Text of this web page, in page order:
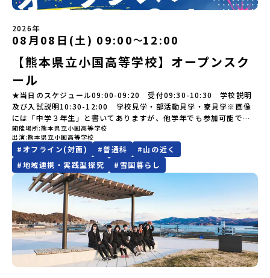
メールにてご連絡いたします。・よくあるご質問その他、よくある
ご質問についてはこちらをご確認ください。運営団体について＜プ
ログラム主催：一般財団法人地域・教育魅力化プラットフォーム＞
「意志ある若者にあふれる持続可能な地域・社会をつくる」という
ビジョンを掲げ、2017年3月に島根県に設立した教育事業団体で
す。日本全国約200の高校と連携しながら、中学卒業後に地域の枠を
越えて生徒一人ひとりの夢や価値観に合った地域・学校で1〜3年間
過ごすことができるシステム「地域みらい留学」をはじめとした、
教育事業や地域活性モデルをつくり続けています。名 称：一般財
団法人地域・教育魅力化プラットフォーム設 立：2017年3月代表
者：岩本 悠所在地：〒690-0842 島根県松江市東本町二丁目25-6
みらいBASE2階 その他所在地公式HP：http://c-platform.or.jp/
お問い合わせ先担当：小川・小原E-mail：info@miratabi.jp「お
ためし地域留学体験」のプログラム開催情報を公式LINEにて配信
中！ぜひご登録ください♪地域みらい留学公式LINE
規約への同意プログラムへの参加申し込みいただく前に、「お申し
い。・抽選による参加者決定についてお申込みいただいた方の中か
ら抽選の上、締め切り日から1週間を目途に、お申し込み時に記入い
ただいたメールアドレス宛に「当選／落選メール」をお送りいたし
ます。当選者は、メールに記載された「当選確認フォーム」に３日
ていただきます。当選確認フォームの期日までにご回答いただけな
い場合は、当選を取り消しとさせていただきます。当選取り消しが
あった場合は、繰り上げ当選者へご連絡させていただきます。登録
メールアドレスの変更をご希望の場合は下記の地域みらい留学公式
LINEよりご連絡をお願いします。※受信制限設定をしていると、通
知メールをお受け取りいただけません。その場合は、
「@miratabi.jp」からのメールを受信できるよう設定をお願いいた
します。※結果に関する個別のお問合せにはお答えしておりません
ので、ご了承ください。・お申し込みについてお申込はお一人様1回
限りです。PC・スマートフォンからお申込ください。申込後の内容
変更はできません。お申込時は、メールアドレスの入力間違いにご
注意ください。・宿泊について１室に複数(同性2～4名程度)で宿泊
いただく予定です。・食事アレルギー対応について個別の詳細なア
レルギー対応希望にはお応えしかねる場合がございます。対応が必
要な場合は必ず事前にご相談ください。・参加取消や急遽参加でき
なくなった場合について参加決定後の参加お取り消しはご遠慮下さ
い。やむを得ないお取り消しの場合はお早めに事務局までご連絡く
水工業高校」の内容を具体的に深掘りしたい方へ〜全体説明を聞い
たうえで、「出水市では具体的に何をするの？」「どんな町な
の？」という疑問にお答えする説明会です。出水市ならではの豊か
な文化や、2泊3日のプログラムの中身をたっぷりとお伝えします。
日 時： 6月9日日(水)19:00-19:45内 容： 出水市ってどんなとこ
ろ？プログラム詳細解説、質疑応答お申し込み：https://c-
mirai.jp/events/091247お気軽にどうぞ！「はじめての一人旅だ
けど大丈夫？」「どんな体験ができるの？」そんな保護者様の不安
や、中学生のみなさんの素朴な疑問にスタッフが直接お答えしま
す。チャットでの質問も可能ですので、ぜひご自宅からリラックス
してご参加ください。▼お申し込み前に必ずご確認ください・参加
規約への同意プログラムへの参加申し込みいただく前に、「お申し
込みに関する各規約」への同意が必須となります。ご確認くださ
い。・抽選による参加者決定についてお申込みいただいた方の中か
ら抽選の上、締め切り日から1週間を目途に、お申し込み時に記入い
ただいたメールアドレス宛に「当選／落選メール」をお送りいたし
ます。当選者は、メールに記載された「当選確認フォーム」に3日以
内に回答いただき、確認フォームの提出をもって参加確定とさせて
いただきます。当選確認フォームの期日までにご回答いただけない
場合は、当選を取り消しとさせていただきます。当選取り消しがあ
った場合は、繰り上げ当選者へご連絡させていただきます。登録メ
ールアドレスの変更をご希望の場合は下記の地域みらい留学公式
LINEよりご連絡をお願いします。※受信制限設定をしていると、通
った探究教育」と「自分で考えて動くチカラを大切にしている」こ
自身が「探究プロジェクト」を企画し取り組むユニークな高校で
す。机の上で勉強するだけではない、実践的な探究やフィールドワ
ークを楽しむことができます。今回は、そんなエネルギッシュに活
躍する高校生と一緒に交流したり対話をしながら、町の文化・料理
を楽しみ、高校での活動のイメージをもつことができる絶好の機
会！この地域でしか味わえない豊かな体験をぜひ楽しんでください
🎵体験のおすすめポイント体験プログラム内容（予定）＜1日目＞
（PM）「オリエンテーション」「地熱染色・発電所見学」 -八幡
平市の自然を知る -地球のチカラを使ったアートづくり「ペンショ
ンで夕食」「1日目の振り返り」「星空観察」※希望者＜2日目＞
（AM）「平舘（たいらだて）高校見学」 -高校生活をイメージし
よう「郷土料理・BBQ」 -高校生・地元の方と交流を深める
（PM）「“八幡平市”体感ワークショップ」 -あけびづるで表札づく
なで振り返り対話＜3日目＞（AM）「大更駅複合施設の見学」「振
り返りワークショップ」 -個人での振り返り -グループでの振り
返り「お土産・昼食」（PM） 解散 ※天候の状況や参加人数によっ
てプログラムを変更する場合がございます。参加概要【開催場所】
岩手県八幡平市【実施日程】8月3日（月）〜8月5日（水）※参加が
確定した方には7月9日(木) 18:30～20：00に 「参加者向け事前オ
ンラインセッション」をご案内する予定です。【集合場所・時間】
い！」そんな中学生のみなさんにおすすめ！「おためし地域留学体
験」は、日本全国約200の高校と連携し、地域の枠を超えて学校生活
を送る「地域みらい留学」をプチ体験できるプログラムです。はじ
めてのひとり旅でも安心！現地でもスタッフがしっかりとサポート
いたします。今回のフィールドは「北海道 標津町（しべつちょ
う）」北海道の東に位置する標津町（しべつちょう）は人口 約
4,600人の町。東の水平線の奥に見えるのは北方領土の国後島（くな
しりとう）、西には世界遺産に認定されている秘境・知床半島（し
れとこはんとう）、鶴や白鳥など珍しい野鳥の宝庫である野付半島
（のつけはんとう）をながめることができ、ミルクの里の牧草地が
広がる牛の酪農（らくのう）もさかんで、海と緑と川の自然と生き
物が豊かな町です！標津町はさらに「鮭（さけ）の聖地」としても
有名。江戸時代には将軍家にも贈られたほどで、今では「日本遺
産」に登録されています。一万年前から続く伝統的な「鮭」の産業
とともに人々の豊かな暮らしがあります。一万年前の縄文時代か
ら、人々の間で大切に守り受け継がれ、厳しい大自然と向き合い、
山・海・川がもたらす恵みに深く感謝しながら生きていく姿勢は今
も息づく「命の循環」です。日本遺産にも認定されている「サケ」
の伝統産業や、雄大な知床の裾野で命を育む酪農の歴史など、自然
の営みの一部として共生してきた風土が存在します。標津高校で
は、地域と連携して「食」を考える「フードデザイン」の授業がお
すすめの一つです。生徒たちが地元の素材を活かしたメニュー開発
を行い、町内の学校給食に「標高給食DAY」としてオリジナル給食
2026年
08月08日(土) 09:00〜12:00
【熊本県立小国高等学校】オープンスク
ール
★当日のスケジュール09:00-09:20 受付09:30-10:30 学校説明
及び入試説明10:30-12:00 学校見学・部活動見学・寮見学※画像
には「中学３年生」と書いてありますが、他学年でも参加可能で
す！
開催場所 熊本県立小国高等学校
出演 熊本県立小国高等学校
#オフライン(対面) #普通科 #山の近く
#地域連携・実践型探究 #雪国暮らし